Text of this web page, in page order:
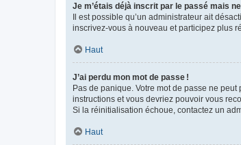
Je m’étais déjà inscrit par le passé mais
Il est possible qu’un administrateur ait
inscrivez-vous à nouveau et participez plus
Haut
J’ai perdu mon mot de passe !
Pas de panique. Votre mot de passe ne
instructions et vous devriez pouvoir vous
Si la réinitialisation échoue, contactez un
Haut